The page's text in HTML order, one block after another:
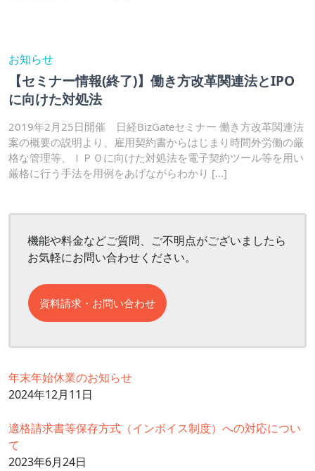
お知らせ
【セミナー情報(終了)】働き方改革関連法とIPO
に向けた対処法
2019年2月25日開催 日経BizGateセミナー 働き方改革関連法
案の概要の説明より、雇用契約書からはじまり時間外労働の厳
格な管理等、ＩＰＯに向けた対処法を電子契約ツール等を用い
厳格に行う手法を用例をあげながらわかり […]
機能や料金などご質問、ご不明点がございましたら
お気軽にお問い合わせください。
資料請求・お問い合わせ
年末年始休業のお知らせ
2024年12月11日
適格請求書等保存方式（インボイス制度）への対応につい
て
2023年6月24日